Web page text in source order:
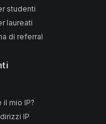
studenti
laureati
di referral
il mio IP?
IP